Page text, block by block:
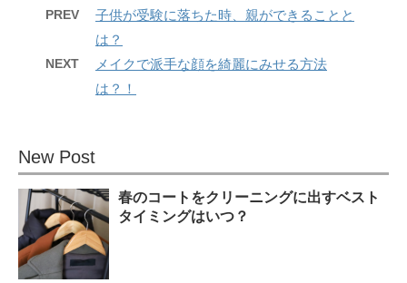
PREV
子供が受験に落ちた時、親ができることと
は？
NEXT
メイクで派手な顔を綺麗にみせる方法
は？！
New Post
春のコートをクリーニングに出すベスト
タイミングはいつ？